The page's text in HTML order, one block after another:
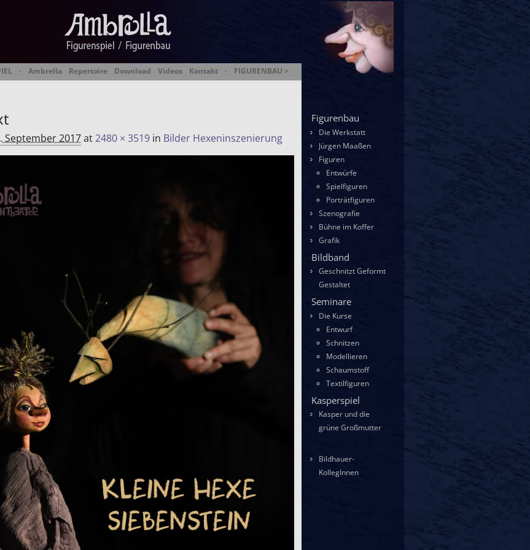
· Ambrella Repertoire Download Videos Kontakt · FIGURENBAU >
& Figurenbau
September 2017at2480 × 3519 in Bilder Hexeninszenierung
Figurenbau
Die Werkstatt
Jürgen Maaßen
Figuren
Entwürfe
Spielfiguren
Porträtfiguren
Szenografie
Bühne im Koffer
Grafik
Bildband
Geschnitzt Geformt
Gestaltet
Seminare
Die Kurse
Entwurf
Schnitzen
Modellieren
Schaumstoff
Textilfiguren
Kasperspiel
Kasper und die
grüne Großmutter
Bildhauer-
KollegInnen